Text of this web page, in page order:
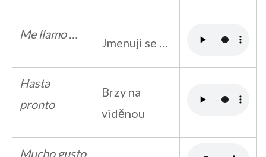
Me llamo …
Jmenuji se …
Hasta
pronto
Brzy na
viděnou
Mucho gusto